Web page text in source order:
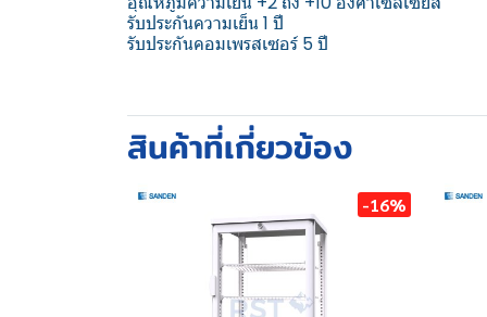
รับประกันความเย็น 1 ปี
รับประกันคอมเพรสเซอร์ 5 ปี
สินค้าที่เกี่ยวข้อง
-16%